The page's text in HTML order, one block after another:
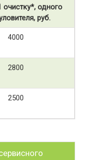
очистку*, одного
руб.
4000
2800
2500